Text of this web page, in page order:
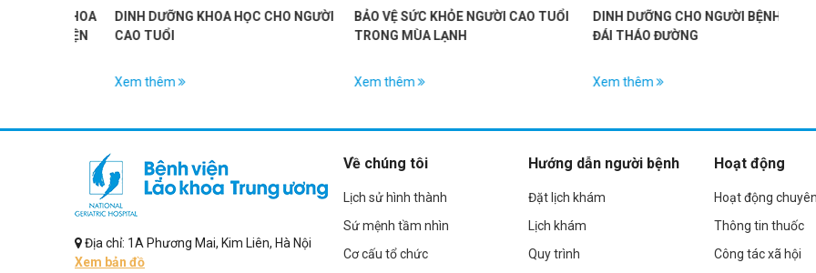
DINH DƯỠNG KHOA HỌC CHO NGƯỜI
CAO TUỔI
Xem thêm
BẢO VỆ SỨC KHỎE NGƯỜI CAO TUỔI
TRONG MÙA LẠNH
Xem thêm
DINH DƯỠNG CHO NGƯỜI BỆNH MẮC
ĐÁI THÁO ĐƯỜNG
Xem thêm
Địa chỉ: 1A Phương Mai, Kim Liên, Hà Nội
Xem bản đồ
Về chúng tôi
Lịch sử hình thành
Sứ mệnh tầm nhìn
Cơ cấu tổ chức
Hướng dẫn người bệnh
Đặt lịch khám
Lịch khám
Quy trình
Hoạt động
Hoạt động
Thông tin thuốc
Công tác xã hội